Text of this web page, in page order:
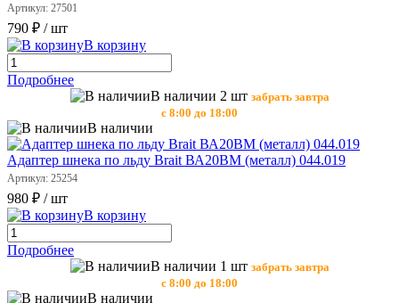
Артикул: 27501
790 ₽ / шт
В корзину
Подробнее
В наличии 2 шт забрать завтра
с 8:00 до 18:00
В наличии
Адаптер шнека по льду Brait ВА20BM (металл) 044.019
Артикул: 25254
980 ₽ / шт
В корзину
Подробнее
В наличии 1 шт забрать завтра
с 8:00 до 18:00
В наличии